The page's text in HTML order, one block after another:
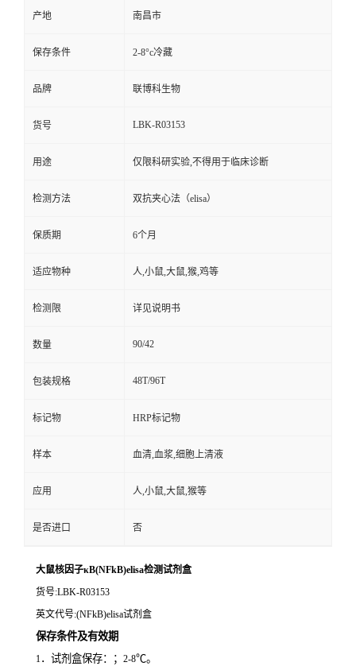
产地 南昌市
保存条件 2-8°c冷藏
品牌 联博科生物
货号 LBK-R03153
用途 仅限科研实验,不得用于临床诊断
检测方法 双抗夹心法（elisa）
保质期 6个月
适应物种 人,小鼠,大鼠,猴,鸡等
检测限 详见说明书
数量 90/42
包装规格 48T/96T
标记物 HRP标记物
样本 血清,血浆,细胞上清液
应用 人,小鼠,大鼠,猴等
是否进口 否
大鼠核因子κB(NFkB)elisa检测试剂盒
货号:LBK-R03153
英文代号:(NFkB)elisa试剂盒
保存条件及有效期
1．试剂盒保存：； 2-8℃。